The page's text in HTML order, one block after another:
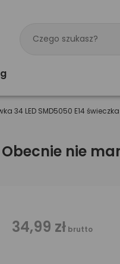
34 LED SMD5050 E14 świeczka
Obecnie nie
34,99 zł brutto